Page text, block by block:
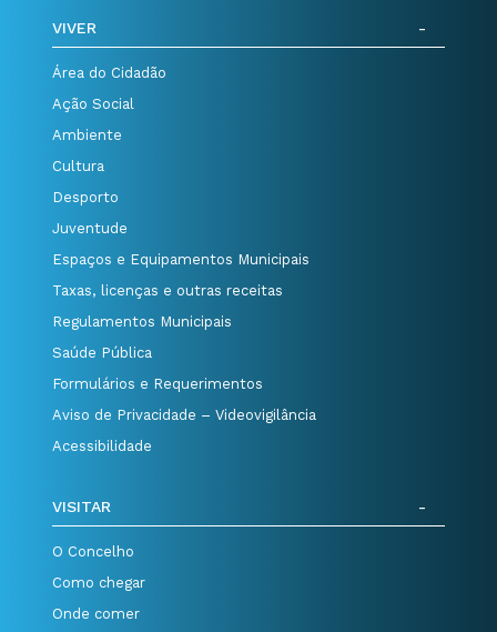
VIVER
Área do Cidadão
Ação Social
Ambiente
Cultura
Desporto
Juventude
Espaços e Equipamentos Municipais
Taxas, licenças e outras receitas
Regulamentos Municipais
Saúde Pública
Formulários e Requerimentos
Aviso de Privacidade – Videovigilância
Acessibilidade
VISITAR
O Concelho
Como chegar
Onde comer